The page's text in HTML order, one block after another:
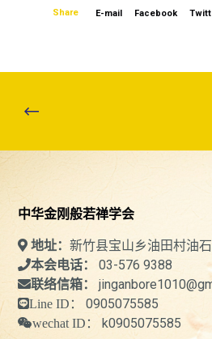
Share E-mail Facebook
中华金刚般若禅学会
地址：新竹县宝山乡油田村油
本会电话： 03-576 9388
联络信箱：
Line ID： 0905075585
wechat ID： k0905075585